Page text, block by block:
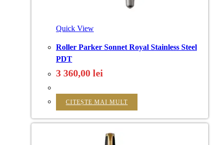
Quick View
Roller Parker Sonnet Royal Stainless Steel
PDT
3 360,00 lei
CITEȘTE MAI MULT